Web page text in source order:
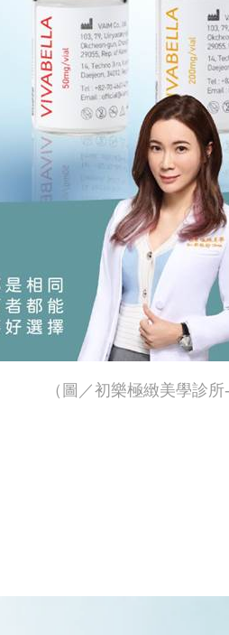
（圖／初樂極緻美學診